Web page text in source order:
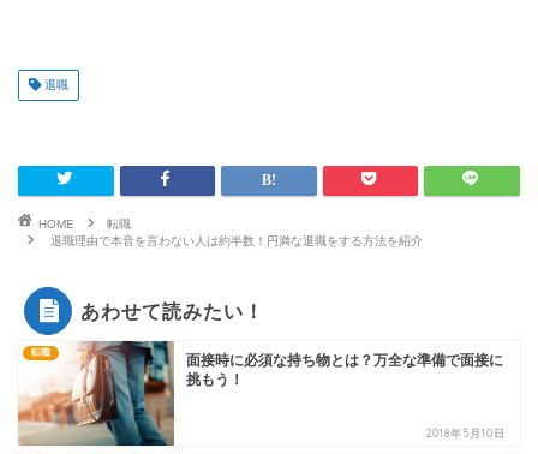
退職
HOME
転職
退職理由で本音を言わない人は約半数！円満な退職をする方法を紹介
あわせて読みたい！
転職
面接時に必須な持ち物とは？万全な準備で面接に
挑もう！
2018年5月10日